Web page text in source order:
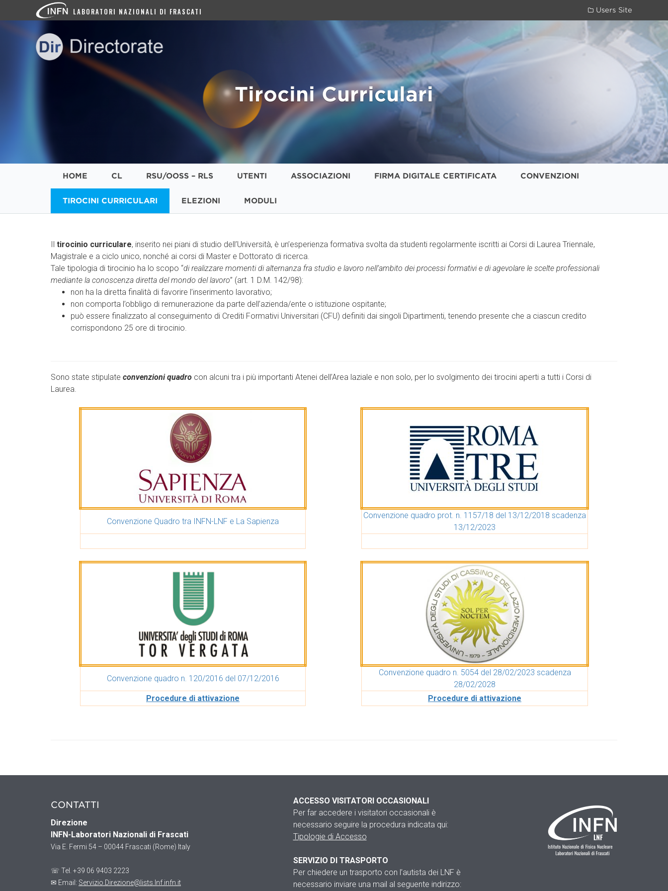
LABORATORI NAZIONALI DI FRASCATI Users Site
Tirocini Curriculari
HOME CL RSU/OOSS – RLS UTENTI ASSOCIAZIONI FIRMA DIGITALE CERTIFICATA CONVENZIONI
TIROCINI CURRICULARI ELEZIONI MODULI
Il tirocinio curriculare, inserito nei piani di studio dell’Università, è un’esperienza formativa svolta da studenti regolarmente iscritti ai Corsi di Laurea Triennale,
Magistrale e a ciclo unico, nonché ai corsi di Master e Dottorato di ricerca.
Tale tipologia di tirocinio ha lo scopo “di realizzare momenti di alternanza fra studio e lavoro nell’ambito dei processi formativi e di agevolare le scelte professionali
mediante la conoscenza diretta del mondo del lavoro” (art. 1 D.M. 142/98):
non ha la diretta finalità di favorire l’inserimento lavorativo;
non comporta l’obbligo di remunerazione da parte dell’azienda/ente o istituzione ospitante;
può essere finalizzato al conseguimento di Crediti Formativi Universitari (CFU) definiti dai singoli Dipartimenti, tenendo presente che a ciascun credito
corrispondono 25 ore di tirocinio.
Sono state stipulate convenzioni quadro con alcuni tra i più importanti Atenei dell’Area laziale e non solo, per lo svolgimento dei tirocini aperti a tutti i Corsi di
Laurea.
Convenzione Quadro tra INFN-LNF e La Sapienza
Convenzione quadro prot. n. 1157/18 del 13/12/2018 scadenza
13/12/2023
Convenzione quadro n. 120/2016 del 07/12/2016
Convenzione quadro n. 5054 del 28/02/2023 scadenza
28/02/2028
Procedure di attivazione
Procedure di attivazione
CONTATTI
Direzione
INFN-Laboratori Nazionali di Frascati
Via E. Fermi 54 – 00044 Frascati (Rome) Italy
☏ Tel. +39 06 9403 2223
✉ Email: Servizio.Direzione@lists.lnf.infn.it
ACCESSO VISITATORI OCCASIONALI
Per far accedere i visitatori occasionali è
necessario seguire la procedura indicata qui:
Tipologie di Accesso
SERVIZIO DI TRASPORTO
Per chiedere un trasporto con l’autista dei LNF è
necessario inviare una mail al seguente indirizzo: